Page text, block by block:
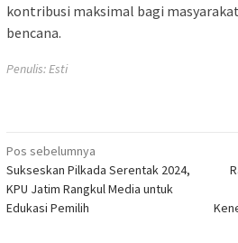
kontribusi maksimal bagi
bencana.
Penulis: Esti
Navigasi
pos
Pos sebelumnya
Sukseskan Pilkada Serentak 2024,
KPU Jatim Rangkul Media untuk
Edukasi Pemilih